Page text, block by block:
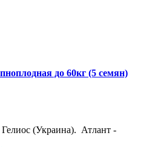
до 60кг (5 семян)
(Украина). Атлант -